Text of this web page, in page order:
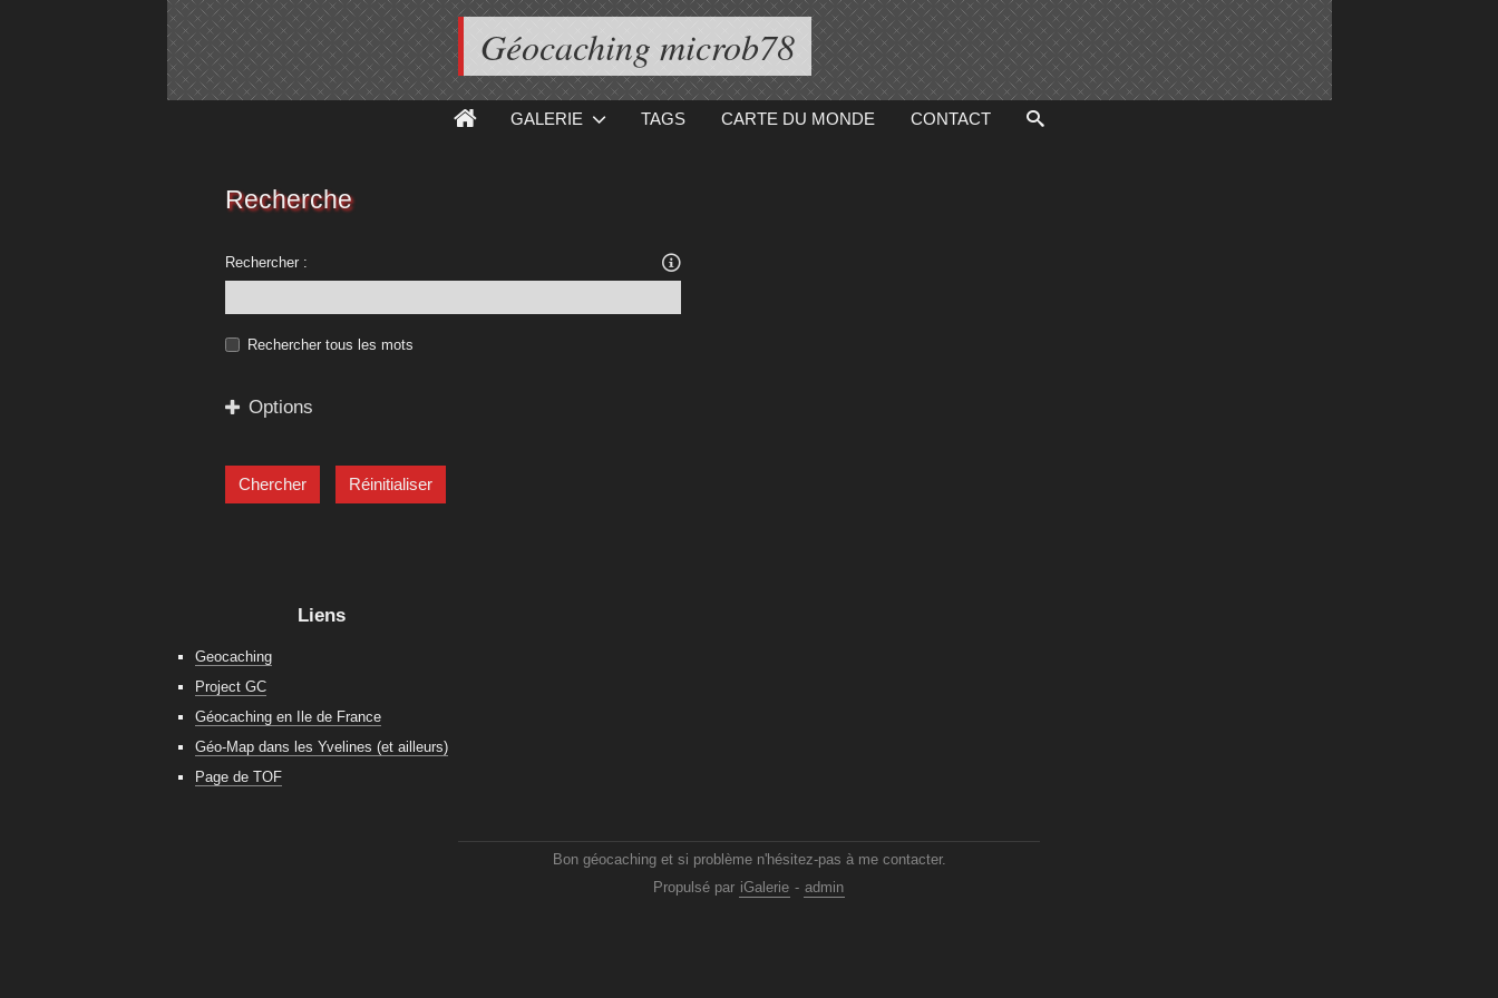
Géocaching microb78
GALERIE TAGS CARTE DU MONDE CONTACT
Recherche
Rechercher : 
Rechercher tous les mots
 Options
Liens
Geocaching
Project GC
Géocaching en Ile de France
Géo-Map dans les Yvelines (et ailleurs)
Page de TOF
Bon géocaching et si problème n'hésitez-pas à me contacter.
Propulsé par iGalerie - admin